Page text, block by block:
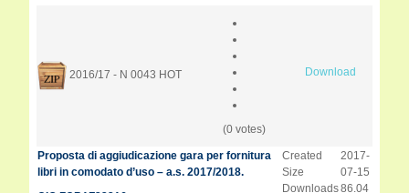
2016/17 - N 0043 HOT
(0 votes)
Download
Proposta di aggiudicazione gara per fornitura
libri in comodato d’uso – a.s. 2017/2018.
Created
Size
Downloads
2017-
07-15
86.04